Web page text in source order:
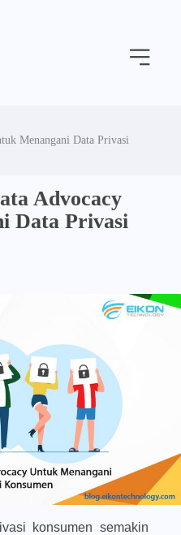
Menu
Menangani Data Privasi
Advocacy
Data Privasi
konsumen semakin